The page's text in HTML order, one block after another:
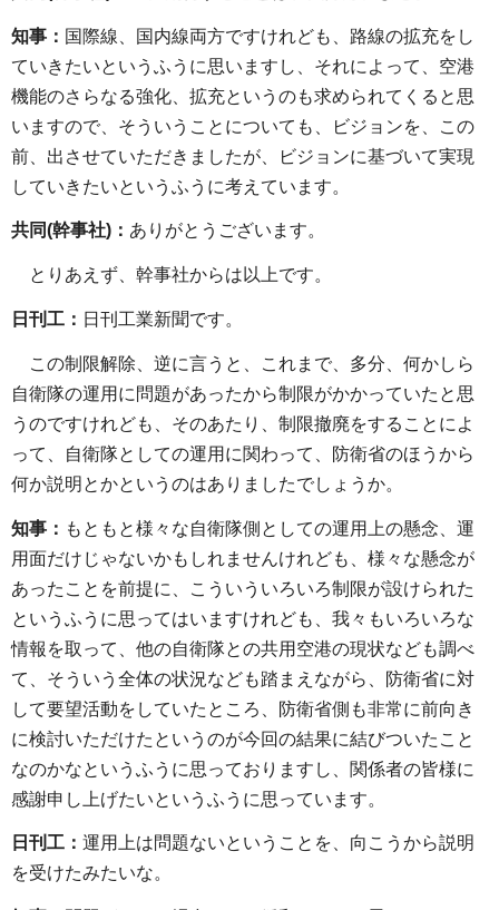
知事： 国際線、国内線両方ですけれども、路線の拡充をし
ていきたいというふうに思いますし、それによって、空港
機能のさらなる強化、拡充というのも求められてくると思
いますので、そういうことについても、ビジョンを、この
前、出させていただきましたが、ビジョンに基づいて実現
していきたいというふうに考えています。
共同(幹事社)： ありがとうございます。
とりあえず、幹事社からは以上です。
日刊工： 日刊工業新聞です。
この制限解除、逆に言うと、これまで、多分、何かしら
自衛隊の運用に問題があったから制限がかかっていたと思
うのですけれども、そのあたり、制限撤廃をすることによ
って、自衛隊としての運用に関わって、防衛省のほうから
何か説明とかというのはありましたでしょうか。
知事： もともと様々な自衛隊側としての運用上の懸念、運
用面だけじゃないかもしれませんけれども、様々な懸念が
あったことを前提に、こういういろいろ制限が設けられた
というふうに思ってはいますけれども、我々もいろいろな
情報を取って、他の自衛隊との共用空港の現状なども調べ
て、そういう全体の状況なども踏まえながら、防衛省に対
して要望活動をしていたところ、防衛省側も非常に前向き
に検討いただけたというのが今回の結果に結びついたこと
なのかなというふうに思っておりますし、関係者の皆様に
感謝申し上げたいというふうに思っています。
日刊工： 運用上は問題ないということを、向こうから説明
を受けたみたいな。